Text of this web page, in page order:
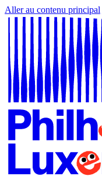
Aller au contenu principal